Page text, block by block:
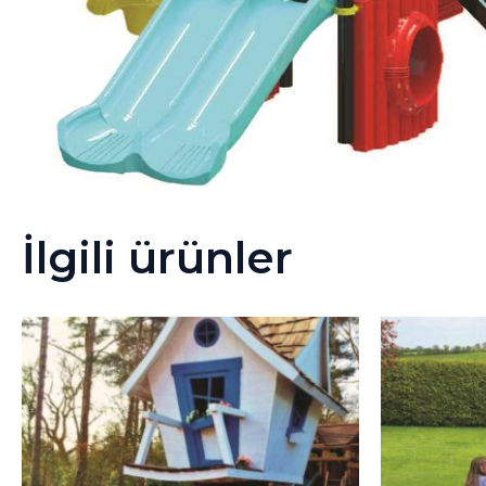
İlgili ürünler